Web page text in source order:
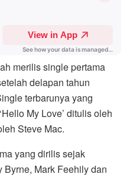
merilis single pertama
delapan tahun
terbarunya yang
My Love’ ditulis oleh
Steve Mac.
yang dirilis sejak
Mark Feehily dan